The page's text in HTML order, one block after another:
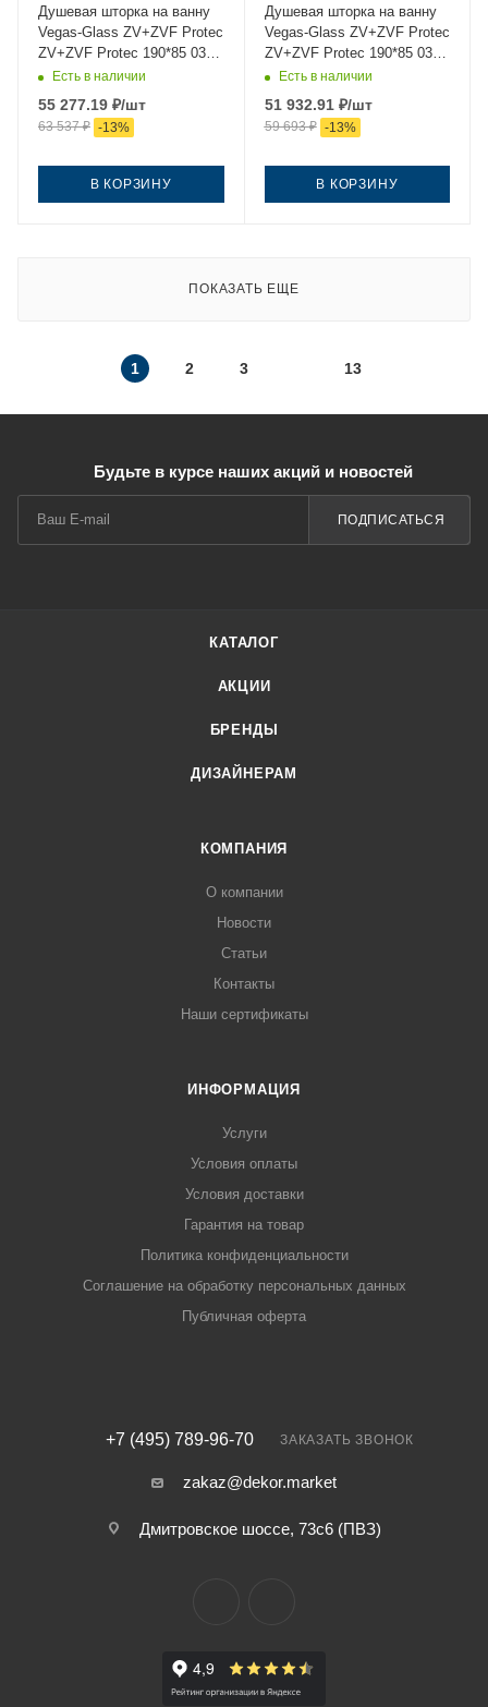
Душевая шторка на ванну
Vegas-Glass ZV+ZVF Protec
ZV+ZVF Protec 190*85 03
02 190х140 стекло
рифленое профиль золото
ориентация универсальная
Есть в наличии
55 277.19 ₽/шт
63 537₽ -13%
В КОРЗИНУ
Душевая шторка на ванну
Vegas-Glass ZV+ZVF Protec
ZV+ZVF Protec 190*85 03
07 190х140 стекло
тонированное профиль
золото ориентация
универсальная
Есть в наличии
51 932.91₽/шт
59 693₽ -13%
В КОРЗИНУ
ПОКАЗАТЬ ЕЩЕ
1 2 3 13
Будьте в курсе наших акций и новостей
ПОДПИСАТЬСЯ
КАТАЛОГ
АКЦИИ
БРЕНДЫ
ДИЗАЙНЕРАМ
КОМПАНИЯ
О компании
Новости
Статьи
Контакты
Наши сертификаты
ИНФОРМАЦИЯ
Услуги
Условия оплаты
Условия доставки
Гарантия на товар
Политика конфиденциальности
Соглашение на обработку персональных данных
Публичная оферта
+7 (495) 789-96-70 ЗАКАЗАТЬ ЗВОНОК
zakaz@dekor.market
Дмитровское шоссе, 73с6 (ПВЗ)